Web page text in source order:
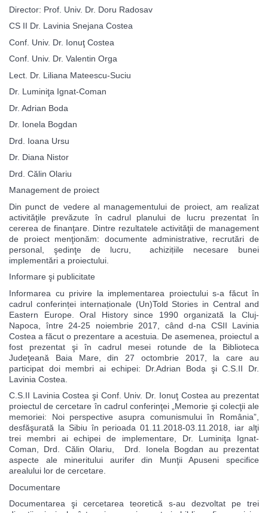
Director: Prof. Univ. Dr. Doru Radosav
CS II Dr. Lavinia Snejana Costea
Conf. Univ. Dr. Ionuţ Costea
Conf. Univ. Dr. Valentin Orga
Lect. Dr. Liliana Mateescu-Suciu
Dr. Luminiţa Ignat-Coman
Dr. Adrian Boda
Dr. Ionela Bogdan
Drd. Ioana Ursu
Dr. Diana Nistor
Drd. Călin Olariu
Management de proiect
Din punct de vedere al managementului de proiect, am realizat
activităţile prevăzute în cadrul planului de lucru prezentat în
cererea de finanţare. Dintre rezultatele activităţii de management
de proiect menţionăm: documente administrative, recrutări de
personal, şedinţe de lucru, achizițiile necesare bunei
implementări a proiectului.
Informare şi publicitate
Informarea cu privire la implementarea proiectului s-a făcut în
cadrul conferinței internaționale (Un)Told Stories in Central and
Eastern Europe. Oral History since 1990 organizată la Cluj-
Napoca, între 24-25 noiembrie 2017, când d-na CSII Lavinia
Costea a făcut o prezentare a acestuia. De asemenea, proiectul a
fost prezentat şi în cadrul mesei rotunde de la Biblioteca
Judeţeană Baia Mare, din 27 octombrie 2017, la care au
participat doi membri ai echipei: Dr.Adrian Boda şi C.S.II Dr.
Lavinia Costea.
C.S.II Lavinia Costea şi Conf. Univ. Dr. Ionuţ Costea au prezentat
proiectul de cercetare în cadrul conferinţei „Memorie şi colecţii ale
memoriei: Noi perspective asupra comunismului în România”,
desfăşurată la Sibiu în perioada 01.11.2018-03.11.2018, iar alţi
trei membri ai echipei de implementare, Dr. Luminiţa Ignat-
Coman, Drd. Călin Olariu, Drd. Ionela Bogdan au prezentat
aspecte ale mineritului aurifer din Munţii Apuseni specifice
arealului lor de cercetare.
Documentare
Documentarea şi cercetarea teoretică s-au dezvoltat pe trei